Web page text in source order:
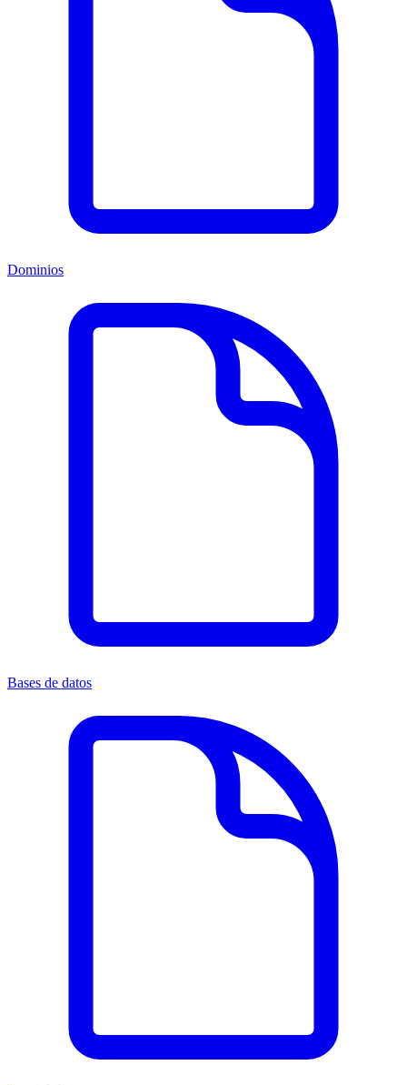
Dominios
Bases de datos